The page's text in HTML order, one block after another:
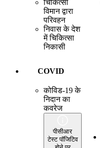
चिकित्सा
विमान द्वारा
परिवहन
निवास के देश
में चिकित्सा
निकासी
COVID
कोविड-19 के
निदान का
कवरेज
पीसीआर
टेस्ट पॉजिटिव